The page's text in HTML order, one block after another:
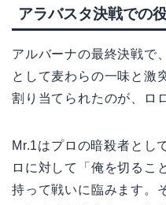
アラバスタ決戦での
アルバーナの最終決戦で
として麦わらの一味と激
割り当てられたのが、ロ
Mr.1はプロの暗殺者とし
ロに対して「俺を切るこ
持って戦いに臨みます。